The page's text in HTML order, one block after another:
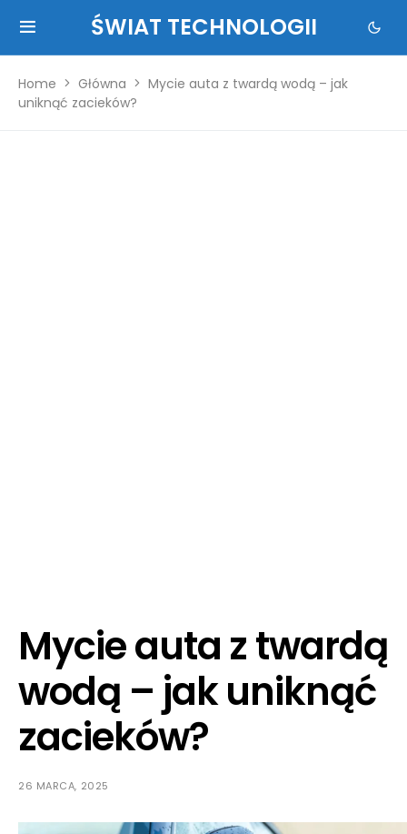
ŚWIAT TECHNOLOGII
Home Główna
Mycie auta z twardą wodą – jak
uniknąć zacieków?
Mycie auta z twardą
wodą – jak uniknąć
zacieków?
26 MARCA, 2025